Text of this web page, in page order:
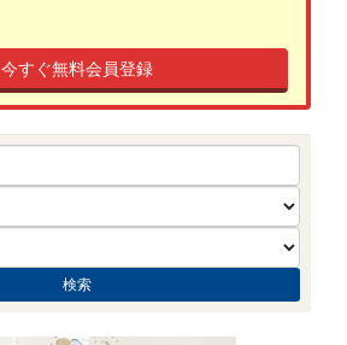
今すぐ無料会員登録